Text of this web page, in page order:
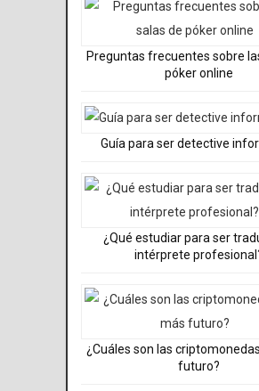
Preguntas frecuentes sobre
póker online
Guía para ser detective
¿Qué estudiar para ser
intérprete
¿Cuáles son las
futuro?